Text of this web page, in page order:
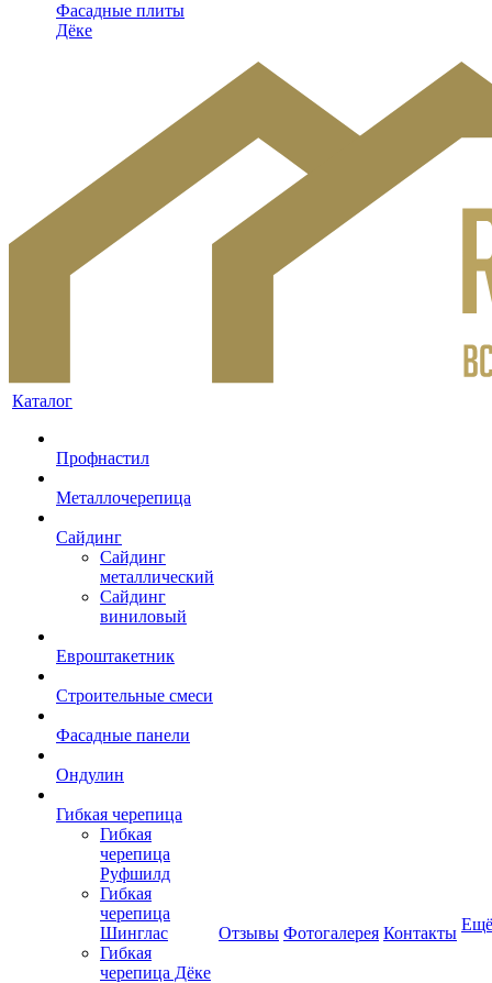
Фасадные плиты
Дёке
Каталог
Профнастил
Металлочерепица
Сайдинг
Сайдинг
металлический
Сайдинг
виниловый
Евроштакетник
Строительные смеси
Фасадные панели
Ондулин
Гибкая черепица
Гибкая
черепица
Руфшилд
Гибкая
черепица
Шинглас
Гибкая
черепица Дёке
Отзывы Фотогалерея Контакты Ещё